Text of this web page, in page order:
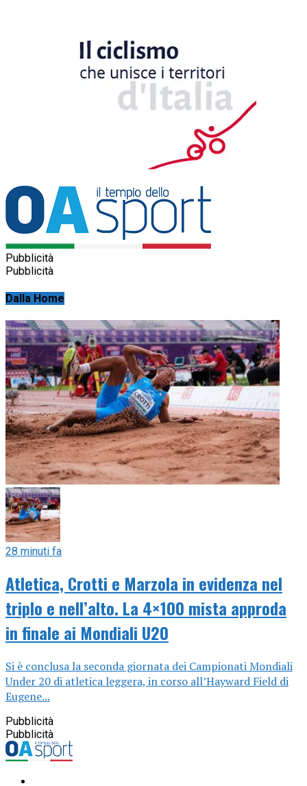
Pubblicità
Pubblicità
Dalla Home
28 minuti fa
Atletica, Crotti e Marzola in evidenza nel
triplo e nell’alto. La 4×100 mista approda
in finale ai Mondiali U20
Si è conclusa la seconda giornata dei Campionati Mondiali
Under 20 di atletica leggera, in corso all’Hayward Field di
Eugene...
Pubblicità
Pubblicità